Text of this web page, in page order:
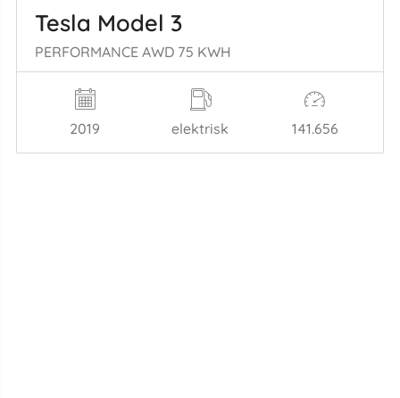
Tesla Model 3
PERFORMANCE AWD 75 KWH
2019 elektrisk 141.656